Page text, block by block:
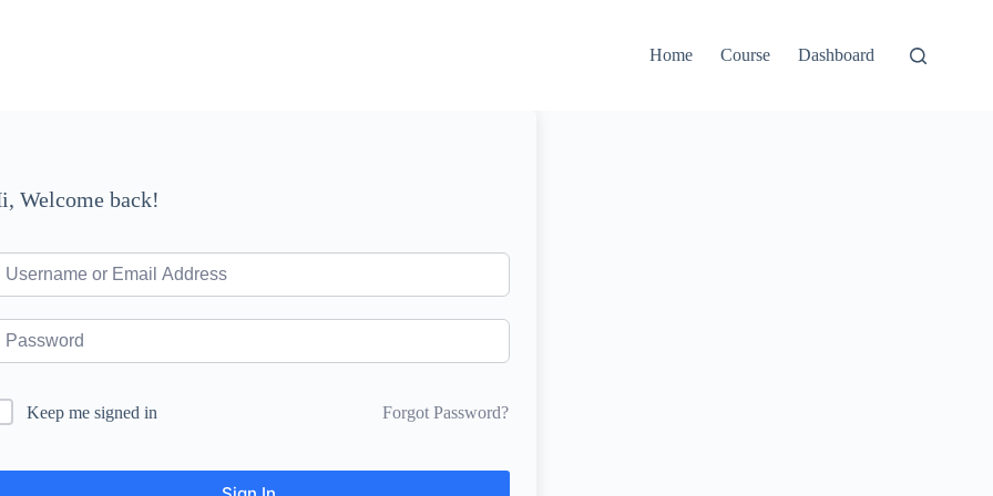
Home Course Dashboard
Welcome back!
Keep me signed in Forgot Password?